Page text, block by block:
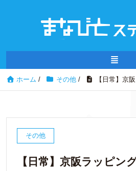
ホーム / その他/ 【日常】京
その他
【日常】京阪ラッピン